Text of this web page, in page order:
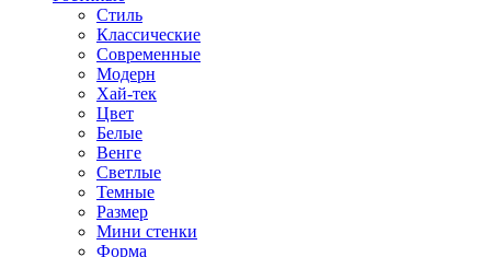
Стиль
Классические
Современные
Модерн
Хай-тек
Цвет
Белые
Венге
Светлые
Темные
Размер
Мини стенки
Форма